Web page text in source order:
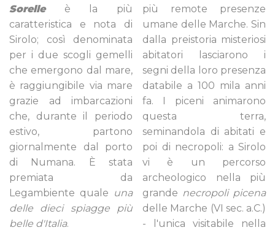
Sorelleè la più
caratteristica e nota di
Sirolo; così denominata
per i due scogli gemelli
che emergono dal mare,
è raggiungibile via mare
grazie ad imbarcazioni
che, durante il periodo
estivo, partono
giornalmente dal porto
di Numana. È stata
premiata da
Legambiente quale una
delle dieci spiagge più
belle d'Italia.
più remote presenze
umane delle Marche. Sin
dalla preistoria misteriosi
abitatori lasciarono i
segni della loro presenza
databile a 100 mila anni
fa. I piceni animarono
questa terra,
seminandola di abitati e
poi di necropoli: a Sirolo
vi è un percorso
archeologico nella più
grande necropoli picena
delle Marche (VI sec. a.C.)
- l'unica visitabile nella